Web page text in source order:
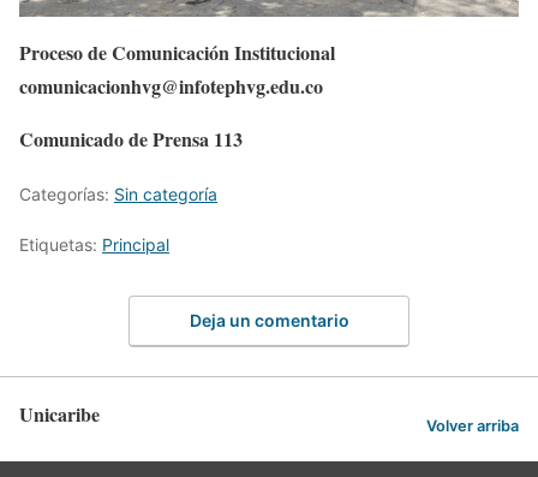
Proceso de Comunicación Institucional
comunicacionhvg@infotephvg.edu.co
Comunicado de Prensa 113
Categorías: Sin categoría
Etiquetas: Principal
Deja un comentario
Unicaribe Volver arriba